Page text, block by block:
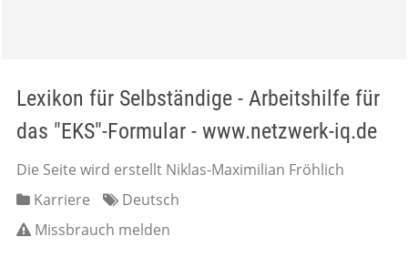
Lexikon für Selbständige - Arbeitshilfe für
das "EKS"-Formular - www.netzwerk-iq.de
Die Seite wird erstellt Niklas-Maximilian Fröhlich
Karriere
Deutsch
Missbrauch melden